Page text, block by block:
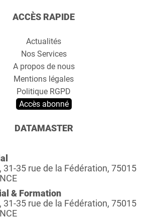
ACCÈS RAPIDE
Actualités
Nos Services
A propos de nous
Mentions légales
Politique RGPD
Accès abonné
DATAMASTER
31-35 rue de la Fédération, 75015
& Formation
31-35 rue de la Fédération, 75015